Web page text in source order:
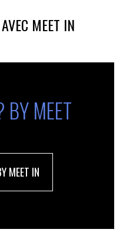
MEET IN
BY MEET
MEET IN